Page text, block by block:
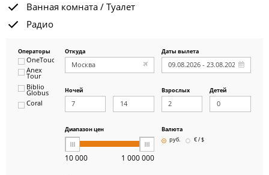
Ванная комната / Туалет
Радио
Операторы
OneTouch&Travel
Anex
Tour
Biblio
Globus
Coral
Откуда Даты вылета
Ночей Взрослых Детей
Диапазон цен
10 000 1 000 000
Валюта
руб.
€ / $